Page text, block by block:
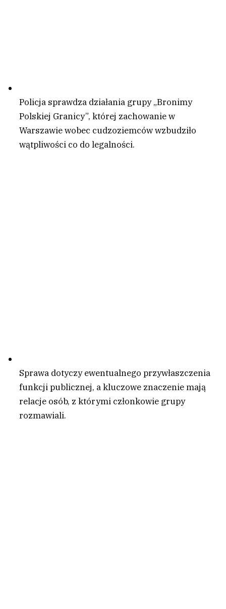
Policja sprawdza działania grupy „Bronimy
Polskiej Granicy”, której zachowanie w
Warszawie wobec cudzoziemców wzbudziło
wątpliwości co do legalności.
Sprawa dotyczy ewentualnego przywłaszczenia
funkcji publicznej, a kluczowe znaczenie mają
relacje osób, z którymi członkowie grupy
rozmawiali.